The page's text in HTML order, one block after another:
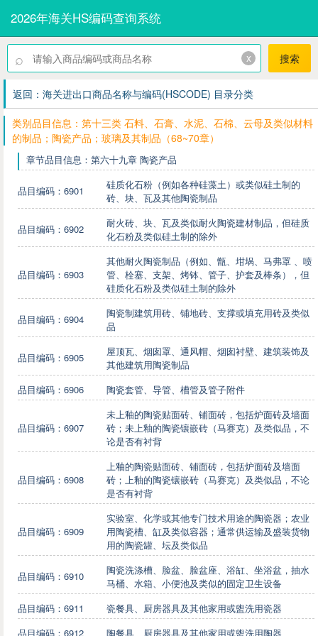
2026年海关HS编码查询系统
⌕ x 搜索
返回：海关进出口商品名称与编码(HSCODE) 目录分类
类别品目信息：第十三类 石料、石膏、水泥、石棉、云母及类似材料
的制品；陶瓷产品；玻璃及其制品（68~70章）
章节品目信息：第六十九章 陶瓷产品
品目编码：6901
硅质化石粉（例如各种硅藻土）或类似硅土制的
砖、块、瓦及其他陶瓷制品
品目编码：6902
耐火砖、块、瓦及类似耐火陶瓷建材制品，但硅质
化石粉及类似硅土制的除外
品目编码：6903
其他耐火陶瓷制品（例如、甑、坩埚、马弗罩 、喷
管、栓塞、支架、烤钵、管子、护套及棒条），但
硅质化石粉及类似硅土制的除外
品目编码：6904
陶瓷制建筑用砖、铺地砖、支撑或填充用砖及类似
品
品目编码：6905
屋顶瓦、烟囱罩、通风帽、烟囱衬壁、建筑装饰及
其他建筑用陶瓷制品
品目编码：6906
陶瓷套管、导管、槽管及管子附件
品目编码：6907
未上釉的陶瓷贴面砖、铺面砖，包括炉面砖及墙面
砖；未上釉的陶瓷镶嵌砖（马赛克）及类似品，不
论是否有衬背
品目编码：6908
上釉的陶瓷贴面砖、铺面砖，包括炉面砖及墙面
砖；上釉的陶瓷镶嵌砖（马赛克）及类似品，不论
是否有衬背
品目编码：6909
实验室、化学或其他专门技术用途的陶瓷器；农业
用陶瓷槽、缸及类似容器；通常供运输及盛装货物
用的陶瓷罐、坛及类似品
品目编码：6910
陶瓷洗涤槽、脸盆、脸盆座、浴缸、坐浴盆，抽水
马桶、水箱、小便池及类似的固定卫生设备
品目编码：6911
瓷餐具、厨房器具及其他家用或盥洗用瓷器
品目编码：6912
陶餐具、厨房器具及其他家用或盥洗用陶器